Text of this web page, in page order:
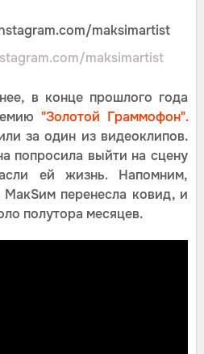
maksimartist
в конце прошлого года
"Золотой Граммофон".
за один из видеоклипов.
попросила выйти на сцену
ей жизнь. Напомним,
перенесла ковид, и
полутора месяцев.